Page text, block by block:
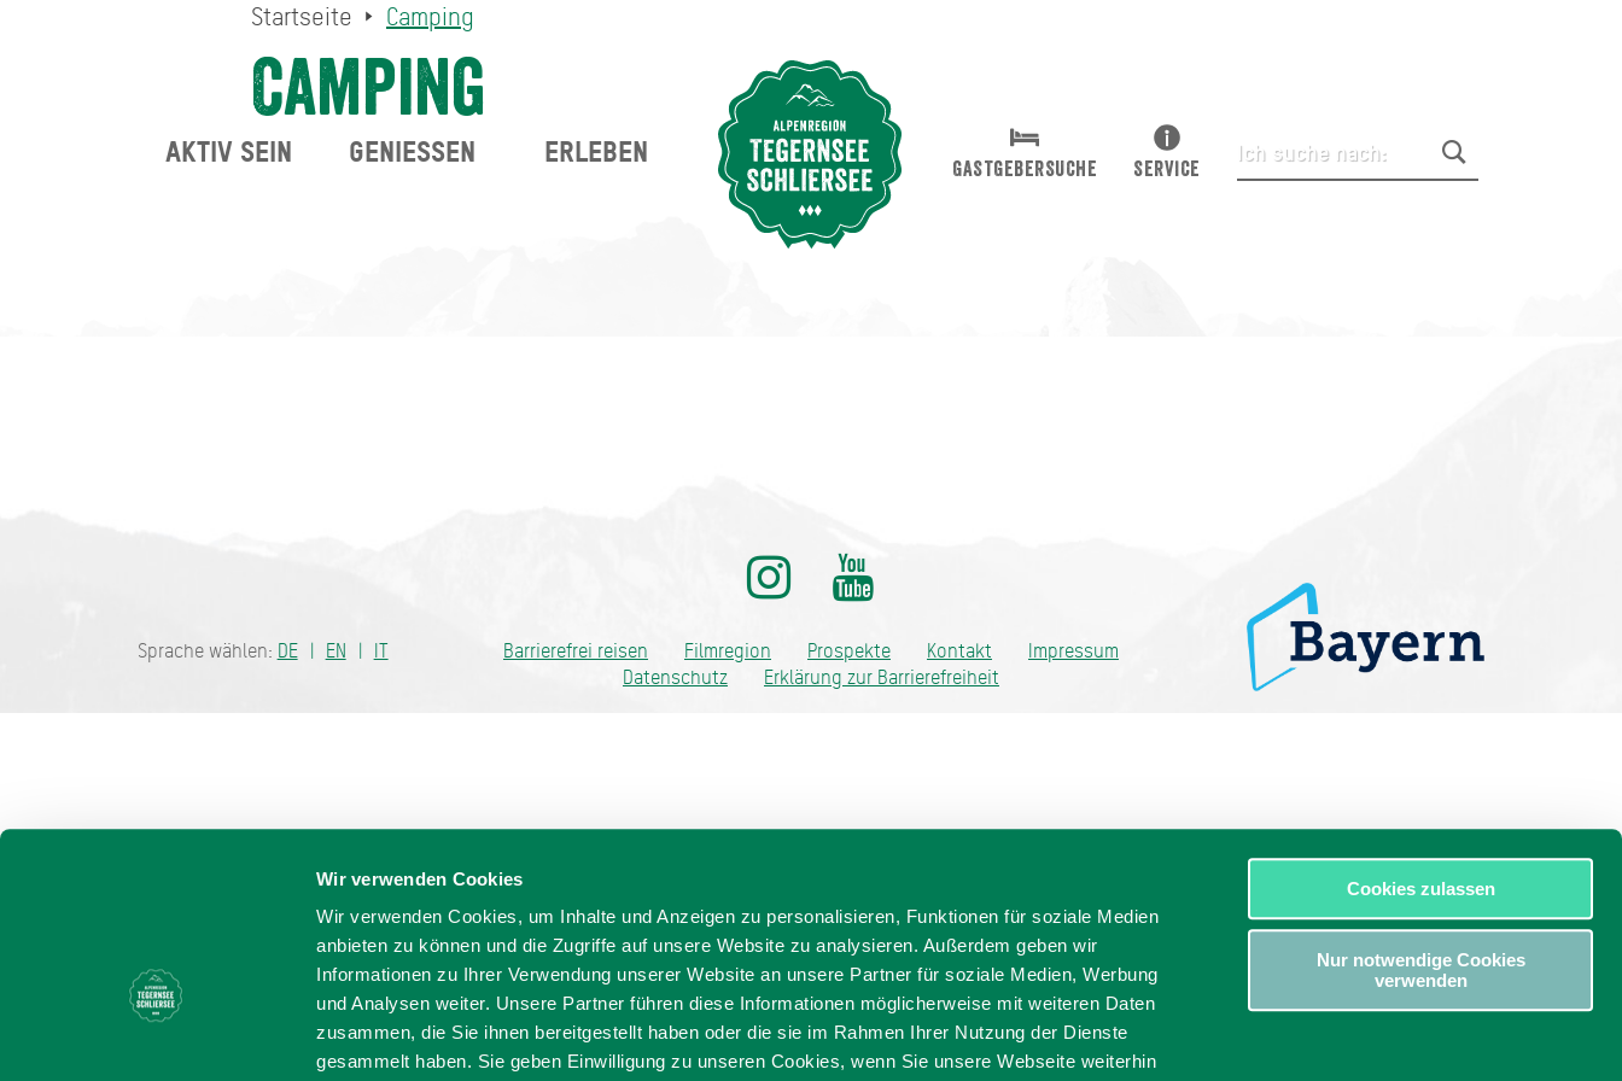
Wir verwenden Cookies
Wir verwenden Cookies, um Inhalte und Anzeigen zu personalisieren, Funktionen für soziale Medien
anbieten zu können und die Zugriffe auf unsere Website zu analysieren. Außerdem geben wir
Informationen zu Ihrer Verwendung unserer Website an unsere Partner für soziale Medien, Werbung
und Analysen weiter. Unsere Partner führen diese Informationen möglicherweise mit weiteren Daten
zusammen, die Sie ihnen bereitgestellt haben oder die sie im Rahmen Ihrer Nutzung der Dienste
gesammelt haben. Sie geben Einwilligung zu unseren Cookies, wenn Sie unsere Webseite weiterhin
Cookies zulassen
Nur notwendige Cookies
verwenden
Startseite Camping
Camping
Sprache wählen: DE EN IT Barrierefrei reisen Filmregion Prospekte Kontakt
Impressum
Datenschutz
Erklärung zur Barrierefreiheit
AKTIV SEIN GENIESSEN ERLEBEN
GASTGEBERSUCHE SERVICE
Suche abschicken